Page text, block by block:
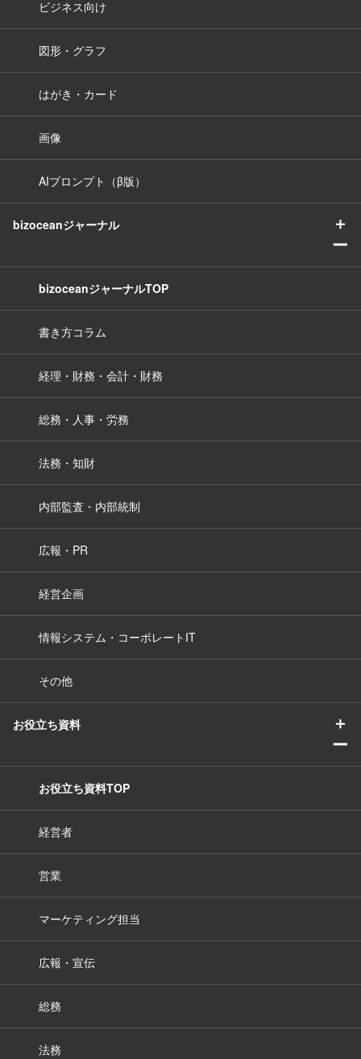
ビジネス向け
図形・グラフ
はがき・カード
画像
AIプロンプト（β版）
bizoceanジャーナル
＋
ー
bizoceanジャーナルTOP
書き方コラム
経理・財務・会計・財務
総務・人事・労務
法務・知財
内部監査・内部統制
広報・PR
経営企画
情報システム・コーポレートIT
その他
お役立ち資料
＋
ー
お役立ち資料TOP
経営者
営業
マーケティング担当
広報・宣伝
総務
法務